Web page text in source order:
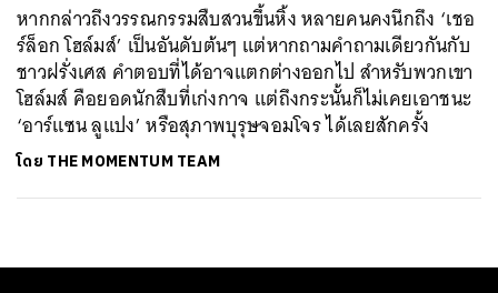
หากกล่าวถึงวรรณกรรมสืบสวนขึ้นหิ้ง หลายคนคงนึกถึง ‘เชอ
ร์ล็อก โฮล์มส์’ เป็นอันดับต้นๆ แต่หากถามคำถามเดียวกันกับ
ชาวฝรั่งเศส คำตอบที่ได้อาจแตกต่างออกไป สำหรับพวกเขา
โฮล์มส์ คือยอดนักสืบที่เก่งกาจ แต่ถึงกระนั้นก็ไม่เคยเอาชนะ
‘อาร์แซน ลูแปง’ หรือสุภาพบุรุษจอมโจร ได้เลยสักครั้ง
โดย THE MOMENTUM TEAM